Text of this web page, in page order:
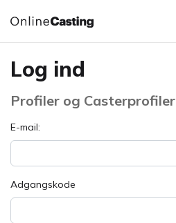
Log ind
Profiler og Casterprofiler
E-mail:
Adgangskode